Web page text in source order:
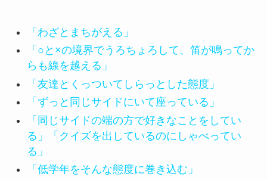
「わざとまちがえる」
「○と×の境界でうろちょろして、笛が鳴ってか
らも線を越える」
「友達とくっついてしらっとした態度」
「ずっと同じサイドにいて座っている」
「同じサイドの端の方で好きなことをしてい
る」「クイズを出しているのにしゃべってい
る」
「低学年をそんな態度に巻き込む」